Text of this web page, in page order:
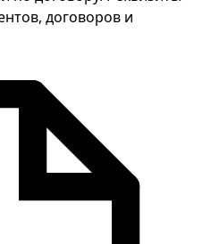
договоров и